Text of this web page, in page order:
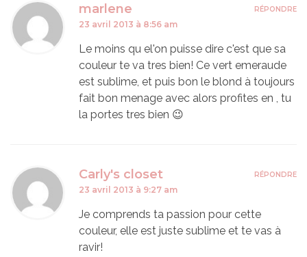
marlene
23 avril 2013 à 8:56 am
Le moins qu el'on puisse dire c'est que sa
couleur te va tres bien! Ce vert emeraude
est sublime, et puis bon le blond à toujours
fait bon menage avec alors profites en , tu
la portes tres bien 😉
RÉPONDRE
Carly's closet
23 avril 2013 à 9:27 am
Je comprends ta passion pour cette
couleur, elle est juste sublime et te vas à
ravir!
RÉPONDRE